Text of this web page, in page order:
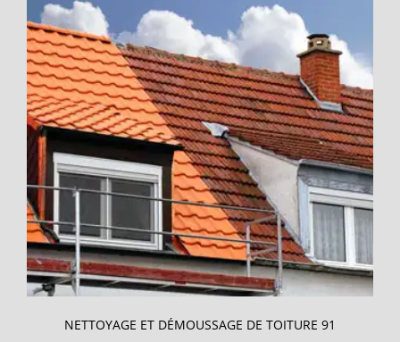
NETTOYAGE ET DÉMOUSSAGE DE TOITURE 91